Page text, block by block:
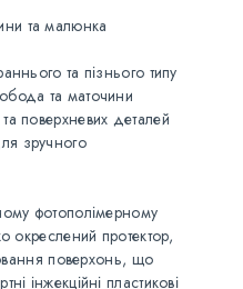
та малюнка
та пізнього типу
та маточини
поверхневих деталей
зручного
фотополімерному
окреслений протектор,
поверхонь, що
інжекційні пластикові